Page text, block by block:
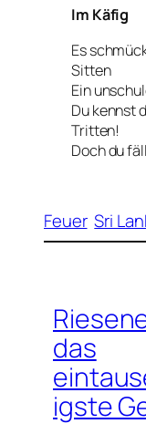
Im Käfig
Es
Sitten
Ein
Du kennst
Tritten!
Doch du
Feuer Sri
das
igste